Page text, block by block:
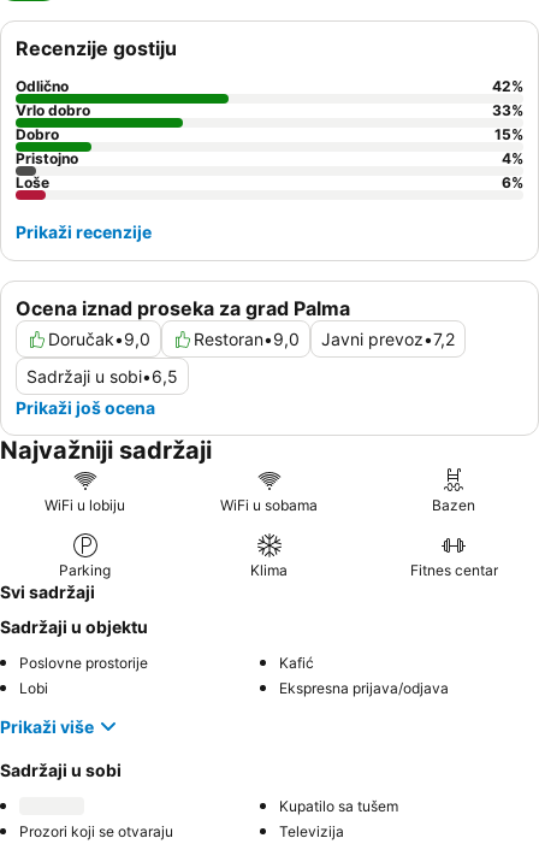
Ocena iznad proseka za grad Palma
Doručak•9,0 Restoran•9,0 Javni prevoz•7,2
Sadržaji u sobi•6,5
Prikaži još ocena
Recenzije gostiju
Odlično 42%
Vrlo dobro
33%
Dobro
15%
Pristojno
4%
Loše
6%
Prikaži recenzije
Najvažniji sadržaji
WiFi u lobiju WiFi u sobama Bazen
Parking Klima Fitnes centar
Svi sadržaji
Sadržaji u objektu
Poslovne prostorije
Kafić
Lobi
Ekspresna prijava/odjava
Prikaži više
Sadržaji u sobi
Kupatilo sa tušem
Prozori koji se otvaraju
Televizija